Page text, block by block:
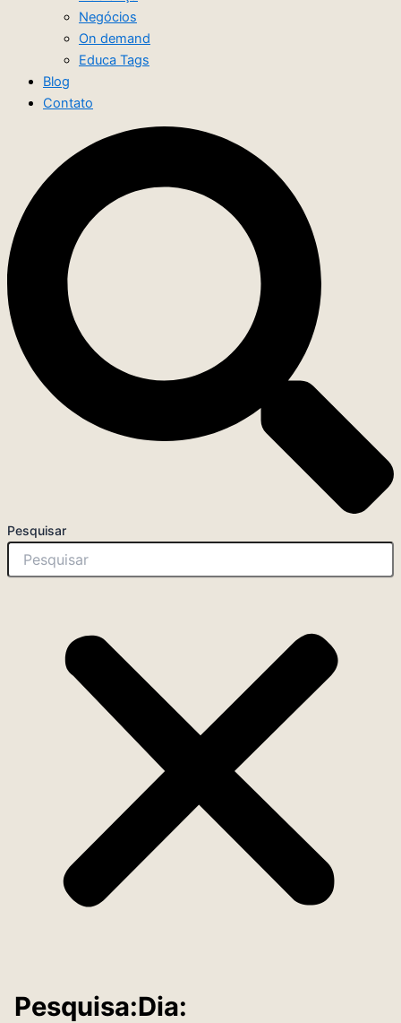
Negócios
On demand
Educa Tags
Blog
Contato
Pesquisar
Pesquisa:Dia: